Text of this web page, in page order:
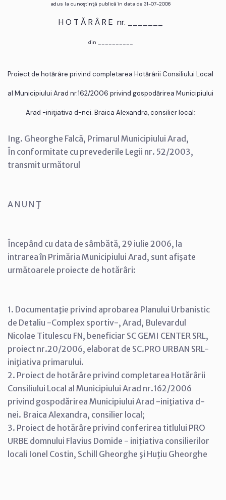
adus la cunoştinţă publică în data de 31-07-2006
H O T Ă R Â R E nr. _______
din __________
Proiect de hotărâre privind completarea Hotărârii Consiliului Local
al Municipiului Arad nr.162/2006 privind gospodărirea Municipiului
Arad -iniţiativa d-nei. Braica Alexandra, consilier local;
Ing. Gheorghe Falcă, Primarul Municipiului Arad,
În conformitate cu prevederile Legii nr. 52/2003,
transmit următorul
A N U N Ţ
Începând cu data de sâmbătă, 29 iulie 2006, la
intrarea în Primăria Municipiului Arad, sunt afişate
următoarele proiecte de hotărâri:
1. Documentaţie privind aprobarea Planului Urbanistic
de Detaliu -Complex sportiv-, Arad, Bulevardul
Nicolae Titulescu FN, beneficiar SC GEMI CENTER SRL,
proiect nr.20/2006, elaborat de SC.PRO URBAN SRL-
iniţiativa primarului.
2. Proiect de hotărâre privind completarea Hotărârii
Consiliului Local al Municipiului Arad nr.162/2006
privind gospodărirea Municipiului Arad -iniţiativa d-
nei. Braica Alexandra, consilier local;
3. Proiect de hotărâre privind conferirea titlului PRO
URBE domnului Flavius Domide - iniţiativa consilierilor
locali Ionel Costin, Schill Gheorghe şi Huţiu Gheorghe